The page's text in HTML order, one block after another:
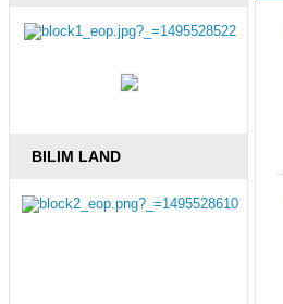
BILIM LAND